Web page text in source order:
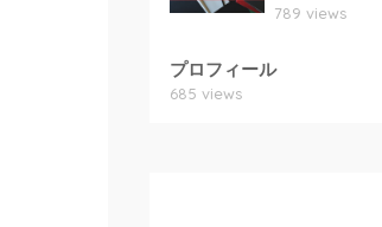
789 views
プロフィール
685 views